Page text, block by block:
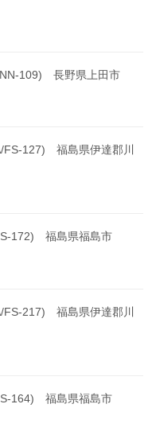
109) 長野県上田市
127) 福島県伊達郡川
172) 福島県福島市
217) 福島県伊達郡川
164) 福島県福島市